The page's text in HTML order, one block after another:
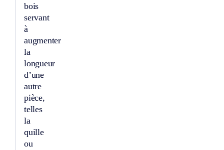
bois
servant
à
augmenter
la
longueur
d’une
autre
pièce,
telles
la
quille
ou